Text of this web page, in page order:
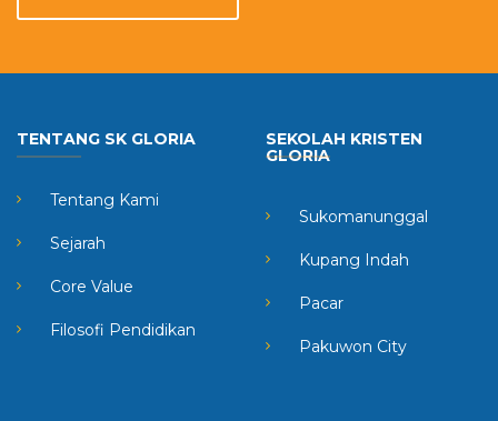
TENTANG SK GLORIA
Tentang Kami
Sejarah
Core Value
Filosofi Pendidikan
SEKOLAH KRISTEN
GLORIA
Sukomanunggal
Kupang Indah
Pacar
Pakuwon City